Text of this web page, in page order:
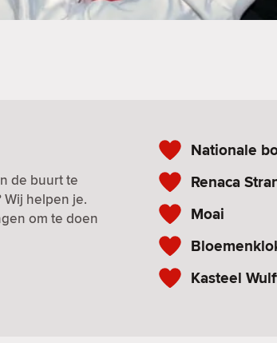
de buurt te
Wij helpen je.
om te doen
Nationale
Renaca
Moai
Kasteel